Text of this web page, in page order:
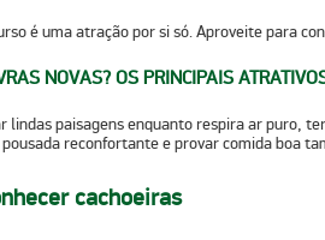
é uma atração por si só. Aproveite para
NOVAS? OS PRINCIPAIS
lindas paisagens enquanto respira ar puro,
reconfortante e provar comida boa
cachoeiras